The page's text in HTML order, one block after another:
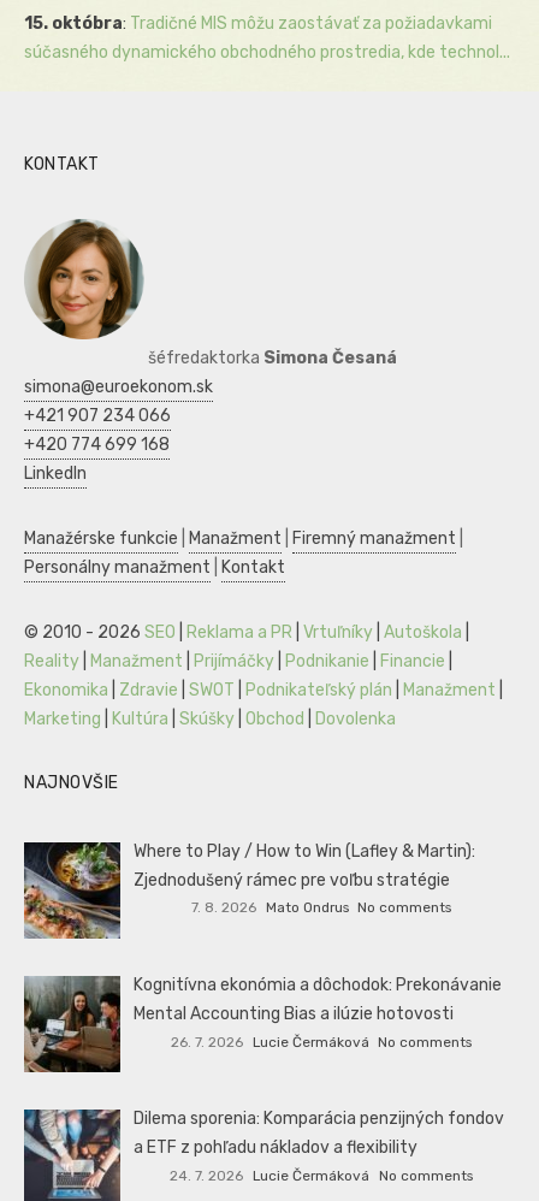
15. októbra: Tradičné MIS môžu zaostávať za požiadavkami
súčasného dynamického obchodného prostredia, kde technol...
KONTAKT
šéfredaktorka Simona Česaná
simona@euroekonom.sk
+421 907 234 066
+420 774 699 168
LinkedIn
Manažérske funkcie Manažment Firemný manažment
Personálny manažment
Kontakt
© 2010 - 2026 SEO Reklama a PR Vrtuľníky Autoškola
Reality
Manažment Prijímáčky Podnikanie Financie
Ekonomika
Zdravie SWOT Podnikateľský plán Manažment
Marketing
Kultúra Skúšky Obchod Dovolenka
NAJNOVŠIE
Where to Play / How to Win (Lafley & Martin):
Zjednodušený rámec pre voľbu stratégie
7. 8. 2026 Mato Ondrus No comments
Kognitívna ekonómia a dôchodok: Prekonávanie
Mental Accounting Bias a ilúzie hotovosti
26. 7. 2026 Lucie Čermáková No comments
Dilema sporenia: Komparácia penzijných fondov
a ETF z pohľadu nákladov a flexibility
24. 7. 2026 Lucie Čermáková No comments